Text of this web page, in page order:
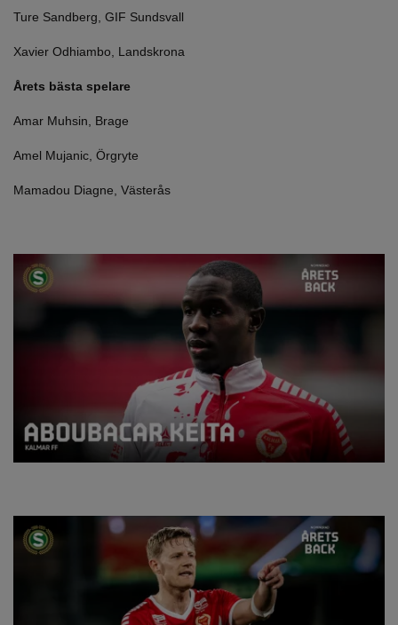
Ture Sandberg, GIF Sundsvall
Xavier Odhiambo, Landskrona
Årets bästa spelare
Amar Muhsin, Brage
Amel Mujanic, Örgryte
Mamadou Diagne, Västerås